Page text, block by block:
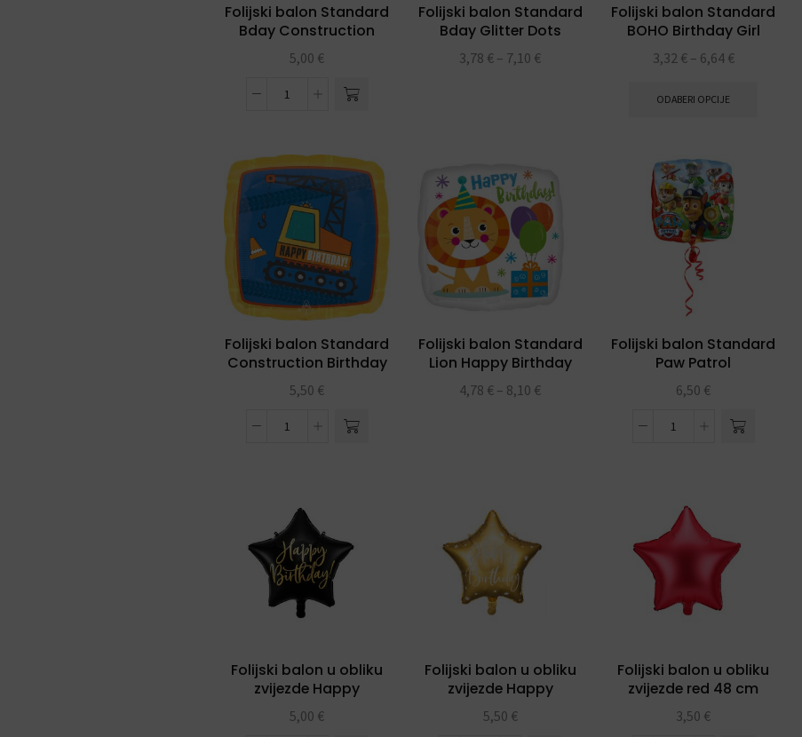
Folijski balon Standard
Bday Construction
Zone 18″
5,00 €
Folijski balon Standard
Bday Glitter Dots
3,78 € – 7,10 €
Folijski balon Standard
BOHO Birthday Girl
Satin
3,32 € – 6,64 €
ODABERI OPCIJE
Folijski balon Standard
Construction Birthday
5,50 €
Folijski balon Standard
Lion Happy Birthday
4,78 € – 8,10 €
Folijski balon Standard
Paw Patrol
6,50 €
Folijski balon u obliku
zvijezde Happy
Birthday black 40 cm
5,00 €
Folijski balon u obliku
zvijezde Happy
Birthday gold 40 cm
5,50 €
Folijski balon u obliku
zvijezde red 48 cm
3,50 €